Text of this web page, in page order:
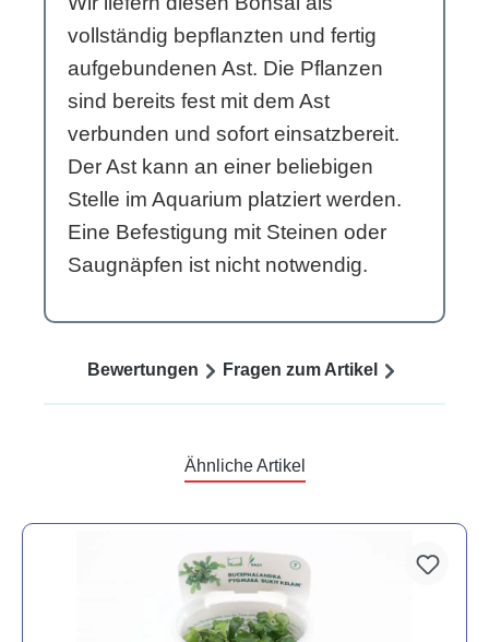
vollständig bepflanzten und fertig
aufgebundenen Ast. Die Pflanzen
sind bereits fest mit dem Ast
verbunden und sofort einsatzbereit.
Der Ast kann an einer beliebigen
Stelle im Aquarium platziert werden.
Eine Befestigung mit Steinen oder
Saugnäpfen ist nicht notwendig.
Bewertungen Fragen zum Artikel
Ähnliche Artikel